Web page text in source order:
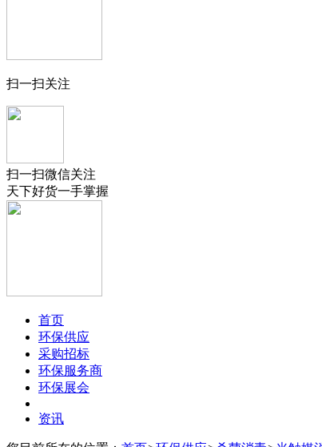
扫一扫关注
扫一扫微信关注
天下好货一手掌握
首页
环保供应
采购招标
环保服务商
环保展会
资讯